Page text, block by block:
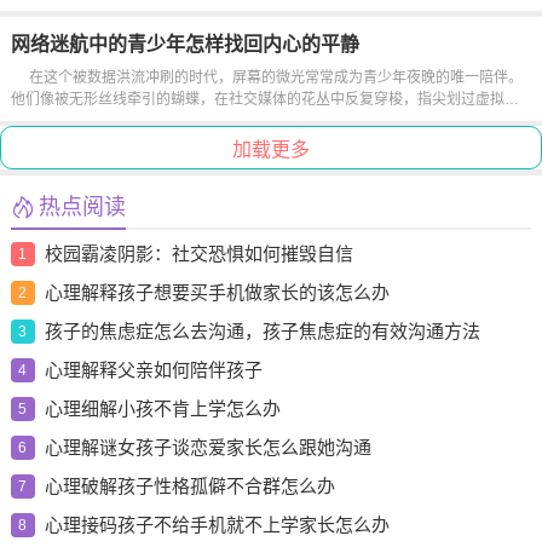
花苞各有绽放的节奏，九岁的男孩正在经历大脑皮层发育的关键期，他们的...
网络迷航中的青少年怎样找回内心的平静
在这个被数据洪流冲刷的时代，屏幕的微光常常成为青少年夜晚的唯一陪伴。
他们像被无形丝线牵引的蝴蝶，在社交媒体的花丛中反复穿梭，指尖划过虚拟世
真实世界过滤成碎片，那些本应蓬勃生长的心灵，却在信息过载中陷入迷...
加载更多
热点阅读
1 校园霸凌阴影：社交恐惧如何摧毁自信
2 心理解释孩子想要买手机做家长的该怎么办
3 孩子的焦虑症怎么去沟通，孩子焦虑症的有效沟通方法
4 心理解释父亲如何陪伴孩子
5 心理细解小孩不肯上学怎么办
6 心理解谜女孩子谈恋爱家长怎么跟她沟通
7 心理破解孩子性格孤僻不合群怎么办
8 心理接码孩子不给手机就不上学家长怎么办